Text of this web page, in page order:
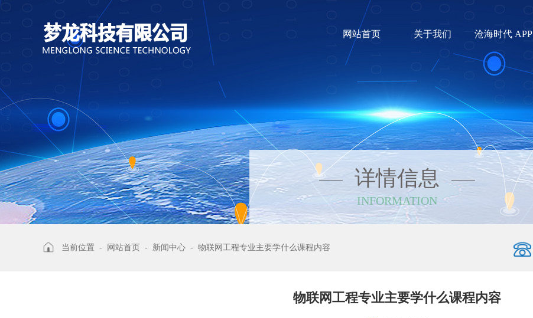
网站首页 关于我们 沧海时代 APP
详情信息
INFORMATION
当前位置 - 网站首页 - 新闻中心 - 物联网工程专业主要学什么课程内容
物联网工程专业主要学什么课程内容